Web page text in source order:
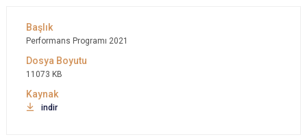
Performans Programı 2021
11073 KB
indir